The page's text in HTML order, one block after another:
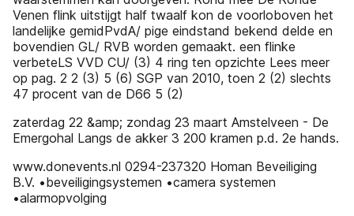
Venen flink uitstijgt half twaalf kon de voorloboven het
landelijke gemidPvdA/ pige eindstand bekend delde en
bovendien GL/ RVB worden gemaakt. een flinke
verbeteLS VVD CU/ (3) 4 ring ten opzichte Lees meer
op pag. 2 2 (3) 5 (6) SGP van 2010, toen 2 (2) slechts
47 procent van de D66 5 (2)
zaterdag 22 &amp; zondag 23 maart Amstelveen - De
Emergohal Langs de akker 3 200 kramen p.d. 2e hands.
www.donevents.nl 0294-237320 Homan Beveiliging
B.V. •beveiligingsystemen •camera systemen
•alarmopvolging